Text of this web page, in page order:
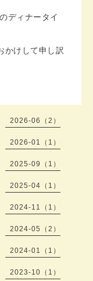
ディナータイ
かけして申し訳
2026-06（2）
2026-01（1）
2025-09（1）
2025-04（1）
2024-11（1）
2024-05（2）
2024-01（1）
2023-10（1）